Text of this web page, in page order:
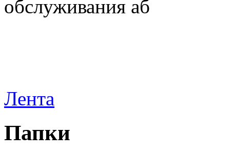
обслуживания аб
Лента
Папки